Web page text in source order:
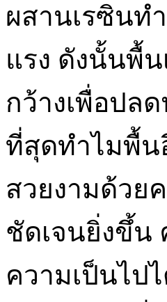
ผสานเรซินท
แรง ดังนั้นพื้
กว้างเพื่อปล
ที่สุดทำไมพื้น
สวยงามด้วย
ชัดเจนยิ่งขึ้น
ความเป็นไป